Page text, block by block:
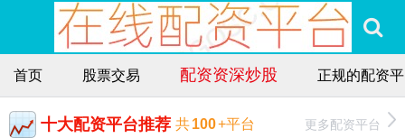
首页 股票交易 配资资深炒股 正规的配资
十大配资平台推荐 共100+平台 更多配资平台